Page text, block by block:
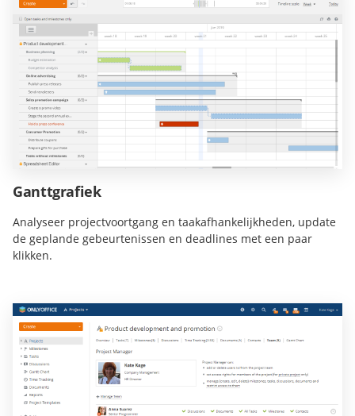
Ganttgrafiek
Analyseer projectvoortgang en taakafhankelijkheden, update
de geplande gebeurtenissen en deadlines met een paar
klikken.